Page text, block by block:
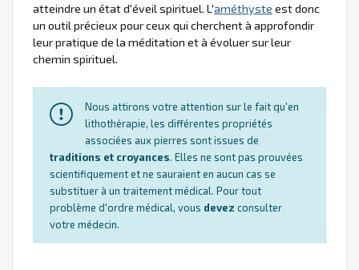
atteindre un état d'éveil spirituel. L'améthyste est donc
un outil précieux pour ceux qui cherchent à approfondir
leur pratique de la méditation et à évoluer sur leur
chemin spirituel.
Nous attirons votre attention sur le fait qu'en
lithothérapie, les différentes propriétés
associées aux pierres sont issues de
traditions et croyances. Elles ne sont pas prouvées
scientifiquement et ne sauraient en aucun cas se
substituer à un traitement médical. Pour tout
problème d'ordre médical, vous devez consulter
votre médecin.